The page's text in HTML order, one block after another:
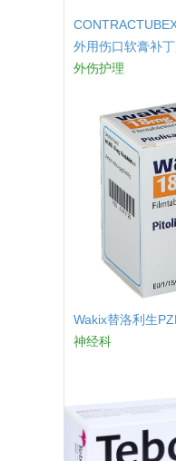
外用伤口软膏补
21片
外伤护理
Wakix替洛利生
神经科